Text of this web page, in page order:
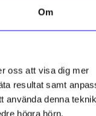
Om
oss att visa dig mer
resultat samt
använda denna
högra hörn.